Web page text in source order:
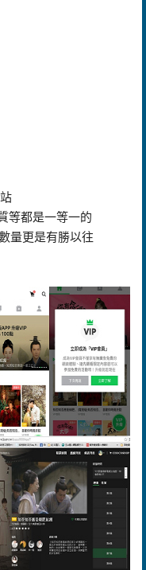
等都是一等一的
量更是有勝以往